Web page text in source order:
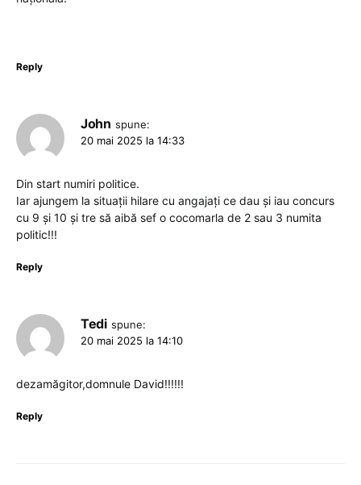
Reply
John spune:
20 mai 2025 la 14:33
Din start numiri politice.
Iar ajungem la situații hilare cu angajați ce dau și iau concurs
cu 9 și 10 și tre să aibă sef o cocomarla de 2 sau 3 numita
politic!!!
Reply
Tedi spune:
20 mai 2025 la 14:10
dezamăgitor,domnule David!!!!!!
Reply